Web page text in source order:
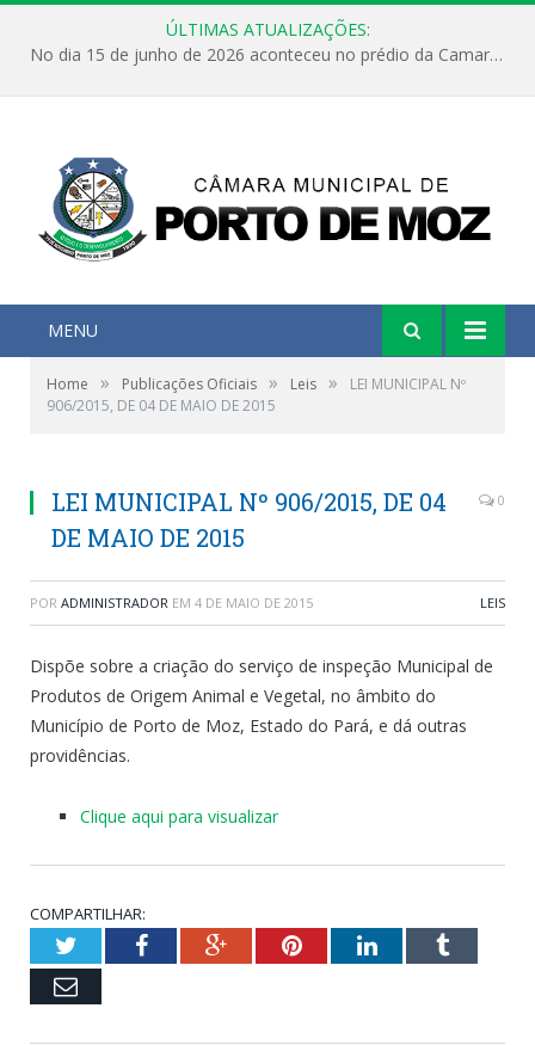
ÚLTIMAS ATUALIZAÇÕES:
No dia 15 de junho de 2026 aconteceu no prédio da Camara Municipal de Porto de Moz /Pará a Sessão Ordinária
MENU
Home » Publicações Oficiais » Leis »
LEI MUNICIPAL Nº
906/2015, DE 04 DE MAIO DE 2015
LEI MUNICIPAL Nº 906/2015, DE 04
DE MAIO DE 2015
0
POR ADMINISTRADOR EM 4 DE MAIO DE 2015 LEIS
Dispõe sobre a criação do serviço de inspeção Municipal de
Produtos de Origem Animal e Vegetal, no âmbito do
Município de Porto de Moz, Estado do Pará, e dá outras
providências.
Clique aqui para visualizar
COMPARTILHAR:
TwitterFacebookGoogle+PinterestLinkedInTumblr
Email